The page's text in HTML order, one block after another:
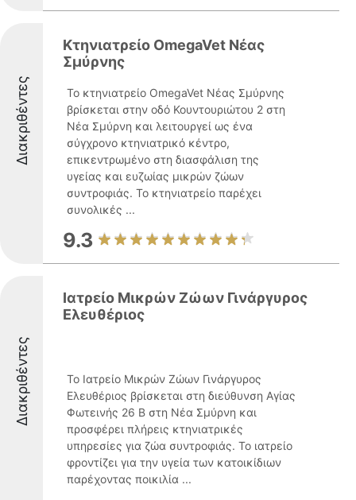
Διακριθέντες
Κτηνιατρείο OmegaVet Νέας
Σμύρνης
Το κτηνιατρείο OmegaVet Νέας Σμύρνης
βρίσκεται στην οδό Κουντουριώτου 2 στη
Νέα Σμύρνη και λειτουργεί ως ένα
σύγχρονο κτηνιατρικό κέντρο,
επικεντρωμένο στη διασφάλιση της
υγείας και ευζωίας μικρών ζώων
συντροφιάς. Το κτηνιατρείο παρέχει
συνολικές ...
9.3
Διακριθέντες
Ιατρείο Μικρών Ζώων Γινάργυρος
Ελευθέριος
Το Ιατρείο Μικρών Ζώων Γινάργυρος
Ελευθέριος βρίσκεται στη διεύθυνση Αγίας
Φωτεινής 26 Β στη Νέα Σμύρνη και
προσφέρει πλήρεις κτηνιατρικές
υπηρεσίες για ζώα συντροφιάς. Το ιατρείο
φροντίζει για την υγεία των κατοικίδιων
παρέχοντας ποικιλία ...